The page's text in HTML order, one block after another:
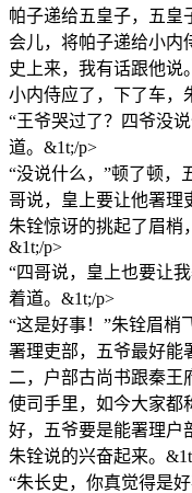
帕子递给五皇子，五皇
会儿，将帕子递给小内
史上来，我有话跟他说
小内侍应了，下了车，
“王爷哭过了？四爷没
道。&1t;/p>
“没说什么，”顿了顿，
哥说，皇上要让他署理
朱铨惊讶的挑起了眉梢
&1t;/p>
“四哥说，皇上也要让
着道。&1t;/p>
“这是好事！”朱铨眉梢
署理吏部，五爷最好能
二，户部古尚书跟秦王
使司手里，如今大家都
好，五爷要是能署理户
朱铨说的兴奋起来。
“朱长史，你真觉得是